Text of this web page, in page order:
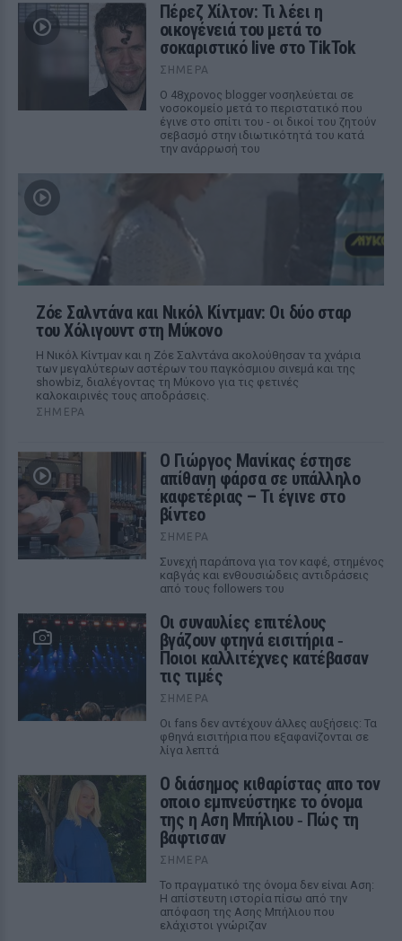
Πέρεζ Χίλτον: Τι λέει η
οικογένειά του μετά το
σοκαριστικό live στο TikTok
ΣΉΜΕΡΑ
Ο 48χρονος blogger νοσηλεύεται σε
νοσοκομείο μετά το περιστατικό που
έγινε στο σπίτι του - οι δικοί του ζητούν
σεβασμό στην ιδιωτικότητά του κατά
την ανάρρωσή του
Ζόε Σαλντάνα και Νικόλ Κίντμαν: Οι δύο σταρ
του Χόλιγουντ στη Μύκονο
Η Νικόλ Κίντμαν και η Ζόε Σαλντάνα ακολούθησαν τα χνάρια
των μεγαλύτερων αστέρων του παγκόσμιου σινεμά και της
showbiz, διαλέγοντας τη Μύκονο για τις φετινές
καλοκαιρινές τους αποδράσεις.
ΣΉΜΕΡΑ
Ο Γιώργος Μανίκας έστησε
απίθανη φάρσα σε υπάλληλο
καφετέριας – Τι έγινε στο
βίντεο
ΣΉΜΕΡΑ
Συνεχή παράπονα για τον καφέ, στημένος
καβγάς και ενθουσιώδεις αντιδράσεις
από τους followers του
Οι συναυλίες επιτέλους
βγάζουν φτηνά εισιτήρια ‑
Ποιοι καλλιτέχνες κατέβασαν
τις τιμές
ΣΉΜΕΡΑ
Οι fans δεν αντέχουν άλλες αυξήσεις: Τα
φθηνά εισιτήρια που εξαφανίζονται σε
λίγα λεπτά
Ο διάσημος κιθαρίστας απο τον
οποιο εμπνεύστηκε το όνομα
της η Αση Μπήλιου ‑ Πώς τη
βάφτισαν
ΣΉΜΕΡΑ
Το πραγματικό της όνομα δεν είναι Αση:
Η απίστευτη ιστορία πίσω από την
απόφαση της Ασης Μπήλιου που
ελάχιστοι γνώριζαν